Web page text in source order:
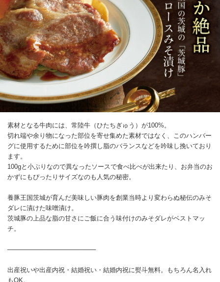
素材となる牛肉には、常陸牛（ひたちぎゅう）が100%。
切れ端や余り物になった部位を寄せ集めた素材ではなく、このハンバー
グに使用するために部位を吟撰し脂のバランスなどを吟味し挽いており
ます。
100gと小ぶりなので異なったソースで食べ比べが出来たり、お弁当のお
かずにもぴったりサイズなのも人気の秘密。
養豚王国茨城が育んだ美味しい豚肉を創業当時より変わらぬ秘伝のみそ
ダレに漬けた味噌漬け。
茨城豚の上品な脂の甘さにご飯に合う味付けのみそダレがベストマッ
チ。
────────────────────
出産祝いや出産内祝・結婚祝い・結婚内祝に熨斗無料。もちろん名入れ
もOK。